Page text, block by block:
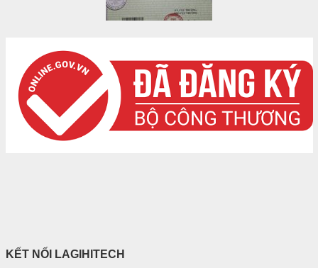
KẾT NỐI LAGIHITECH